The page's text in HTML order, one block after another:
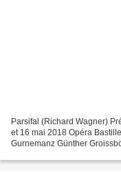
Parsifal (Richard Wagner)
et 16 mai 2018 Opéra
Gurnemanz Günther